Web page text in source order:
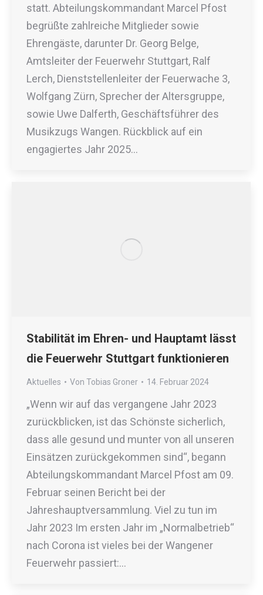
statt. Abteilungskommandant Marcel Pfost
begrüßte zahlreiche Mitglieder sowie
Ehrengäste, darunter Dr. Georg Belge,
Amtsleiter der Feuerwehr Stuttgart, Ralf
Lerch, Dienststellenleiter der Feuerwache 3,
Wolfgang Zürn, Sprecher der Altersgruppe,
sowie Uwe Dalferth, Geschäftsführer des
Musikzugs Wangen. Rückblick auf ein
engagiertes Jahr 2025…
Stabilität im Ehren- und Hauptamt lässt
die Feuerwehr Stuttgart funktionieren
Aktuelles Von Tobias Groner 14. Februar 2024
„Wenn wir auf das vergangene Jahr 2023
zurückblicken, ist das Schönste sicherlich,
dass alle gesund und munter von all unseren
Einsätzen zurückgekommen sind“, begann
Abteilungskommandant Marcel Pfost am 09.
Februar seinen Bericht bei der
Jahreshauptversammlung. Viel zu tun im
Jahr 2023 Im ersten Jahr im „Normalbetrieb“
nach Corona ist vieles bei der Wangener
Feuerwehr passiert:…